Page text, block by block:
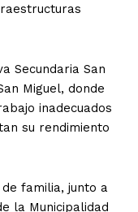
Secundaria San
Miguel, donde
inadecuados
su rendimiento
familia, junto a
la Municipalidad